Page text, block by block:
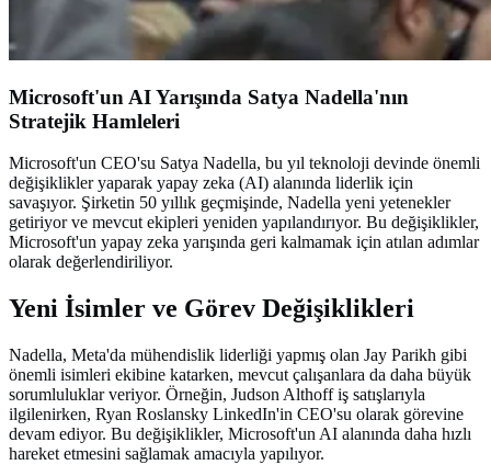
Microsoft'un AI Yarışında Satya Nadella'nın
Stratejik Hamleleri
Microsoft'un CEO'su Satya Nadella, bu yıl teknoloji devinde önemli
değişiklikler yaparak yapay zeka (AI) alanında liderlik için
savaşıyor. Şirketin 50 yıllık geçmişinde, Nadella yeni yetenekler
getiriyor ve mevcut ekipleri yeniden yapılandırıyor. Bu değişiklikler,
Microsoft'un yapay zeka yarışında geri kalmamak için atılan adımlar
olarak değerlendiriliyor.
Yeni İsimler ve Görev Değişiklikleri
Nadella, Meta'da mühendislik liderliği yapmış olan Jay Parikh gibi
önemli isimleri ekibine katarken, mevcut çalışanlara da daha büyük
sorumluluklar veriyor. Örneğin, Judson Althoff iş satışlarıyla
ilgilenirken, Ryan Roslansky LinkedIn'in CEO'su olarak görevine
devam ediyor. Bu değişiklikler, Microsoft'un AI alanında daha hızlı
hareket etmesini sağlamak amacıyla yapılıyor.